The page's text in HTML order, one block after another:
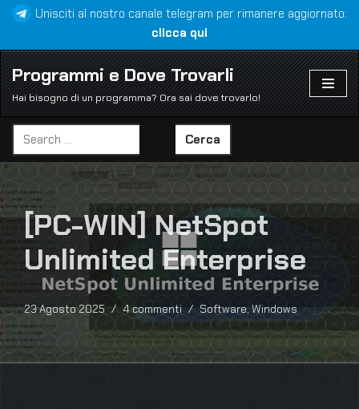
al
contenuto
Unisciti al nostro canale telegram per rimanere aggiornato:
clicca qui
Programmi e Dove Trovarli
Hai bisogno di un programma? Ora sai dove trovarlo!
Cerca
[PC-WIN] NetSpot
Unlimited Enterprise
23 Agosto 2025 4 commenti Software,Windows